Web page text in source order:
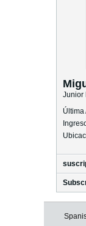
Junior
Última